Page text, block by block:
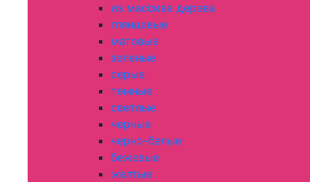
из массива дерева
глянцевые
матовые
зеленые
серые
темные
светлые
черные
черно-белые
бежевые
желтые